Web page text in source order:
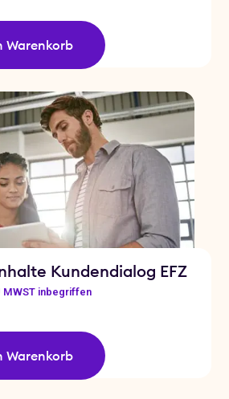
Warenkorb
Kundendialog EFZ
MWST inbegriffen
Warenkorb